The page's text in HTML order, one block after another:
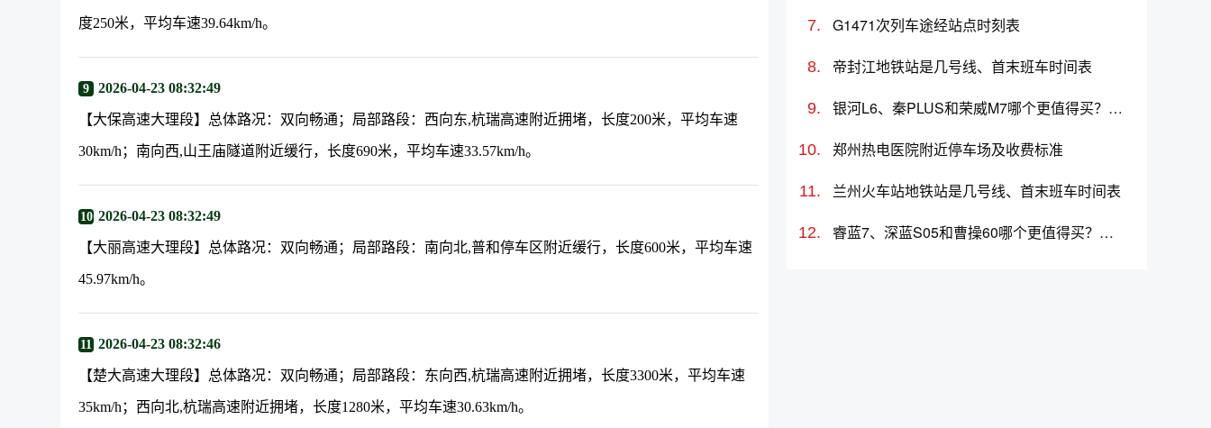
度250米，平均车速39.64km/h。
9 2026-04-23 08:32:49
【大保高速大理段】总体路况：双向畅通；局部路段：西向东,杭瑞高速附近拥堵，长度200米，平均车速
30km/h；南向西,山王庙隧道附近缓行，长度690米，平均车速33.57km/h。
10 2026-04-23 08:32:49
【大丽高速大理段】总体路况：双向畅通；局部路段：南向北,普和停车区附近缓行，长度600米，平均车速
45.97km/h。
11 2026-04-23 08:32:46
【楚大高速大理段】总体路况：双向畅通；局部路段：东向西,杭瑞高速附近拥堵，长度3300米，平均车速
35km/h；西向北,杭瑞高速附近拥堵，长度1280米，平均车速30.63km/h。
G1471次列车途经站点时刻表
帝封江地铁站是几号线、首末班车时间表
银河L6、秦PLUS和荣威M7哪个更值得买？性价比、配置对比
郑州热电医院附近停车场及收费标准
兰州火车站地铁站是几号线、首末班车时间表
睿蓝7、深蓝S05和曹操60哪个更值得买？性价比、配置对比